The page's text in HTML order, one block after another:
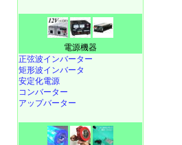
電源機器
正弦波インバーター
矩形波インバータ
安定化電源
コンバーター
アップバーター